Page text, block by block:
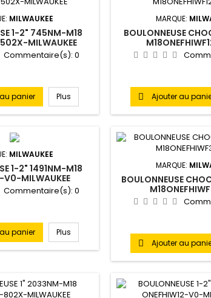
MILWAUKEE
1-2" 745NM-M18
MILWAUKEE
Commentaire(s):0
panier Plus
MARQUE:
BOULONNEUSE
 Ajouter au
MILWAUKEE
1-2" 1491NM-M18
V0-MILWAUKEE
Commentaire(s):0
panier Plus
MARQUE:
BOULONNEUSE
 Ajouter au